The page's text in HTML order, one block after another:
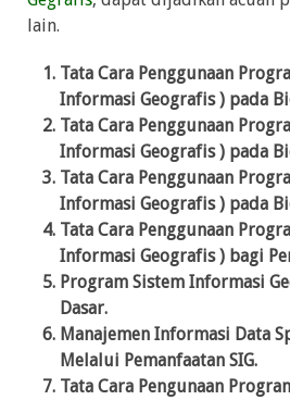
lain.
Tata Cara Penggunaan
Informasi Geografis ) pada
Tata Cara Penggunaan
Informasi Geografis ) pada
Tata Cara Penggunaan
Informasi Geografis ) pada
Tata Cara Penggunaan
Informasi Geografis ) bagi
Program Sistem Informasi
Dasar.
Manajemen Informasi Data
Melalui Pemanfaatan SIG.
Tata Cara Pengunaan